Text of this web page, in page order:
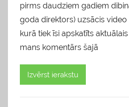
pirms daudziem gadiem
goda direktors) uzsācis
kurā tiek īsi apskatīts
mans komentārs šajā
Izvērst ierakstu